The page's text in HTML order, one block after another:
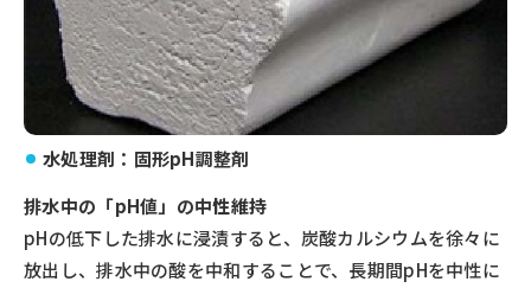
水処理剤：固形pH調整剤
排水中の「pH値」の中性維持
pHの低下した排水に浸漬すると、炭酸カルシウムを徐々に
放出し、排水中の酸を中和することで、長期間pHを中性に